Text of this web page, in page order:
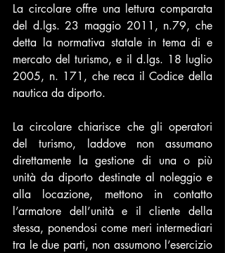
La circolare offre una lettura comparata
del d.lgs. 23 maggio 2011, n.79, che
detta la normativa statale in tema di e
mercato del turismo, e il d.lgs. 18 luglio
2005, n. 171, che reca il Codice della
nautica da diporto.
La circolare chiarisce che gli operatori
del turismo, laddove non assumano
direttamente la gestione di una o più
unità da diporto destinate al noleggio e
alla locazione, mettono in contatto
l’armatore dell’unità e il cliente della
stessa, ponendosi come meri intermediari
tra le due parti, non assumono l’esercizio